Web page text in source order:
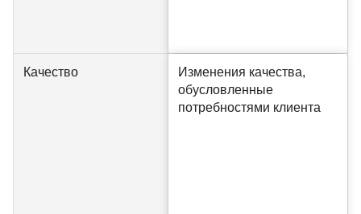
Качество
Изменения качества,
обусловленные
потребностями клиента